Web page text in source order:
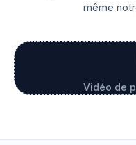
même
Vidéo de